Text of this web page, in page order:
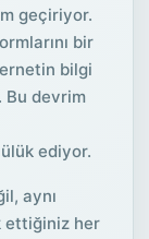
geçiriyor.
bir
bilgi
Bu devrim
ediyor.
aynı
ettiğiniz her